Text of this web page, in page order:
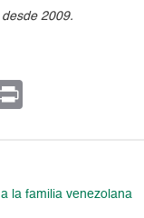
2009.
la familia venezolana